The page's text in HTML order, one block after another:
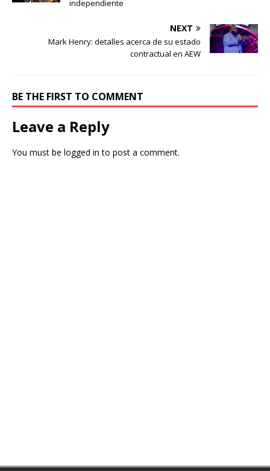
independiente
NEXT
Mark Henry: detalles acerca de su estado
contractual en AEW
BE THE FIRST TO COMMENT
Leave a Reply
You must be logged in to post a comment.